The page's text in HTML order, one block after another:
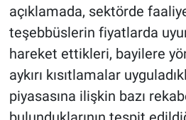
açıklamada, sektörde
teşebbüslerin fiyatlarda
hareket ettikleri, bayilere
aykırı kısıtlamalar
piyasasına ilişkin bazı